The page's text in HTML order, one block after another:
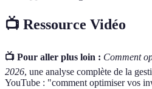
📺 Ressource Vidéo
📺 Pour aller plus loin : Comment
2026, une analyse complète de la
YouTube : "comment optimiser vos